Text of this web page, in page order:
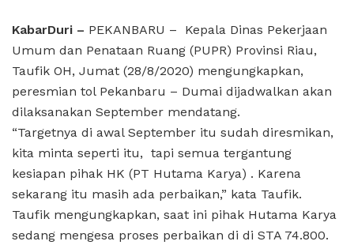
KabarDuri – PEKANBARU – Kepala Dinas Pekerjaan
Umum dan Penataan Ruang (PUPR) Provinsi Riau,
Taufik OH, Jumat (28/8/2020) mengungkapkan,
peresmian tol Pekanbaru – Dumai dijadwalkan akan
dilaksanakan September mendatang.
“Targetnya di awal September itu sudah diresmikan,
kita minta seperti itu, tapi semua tergantung
kesiapan pihak HK (PT Hutama Karya) . Karena
sekarang itu masih ada perbaikan,” kata Taufik.
Taufik mengungkapkan, saat ini pihak Hutama Karya
sedang mengesa proses perbaikan di di STA 74.800.